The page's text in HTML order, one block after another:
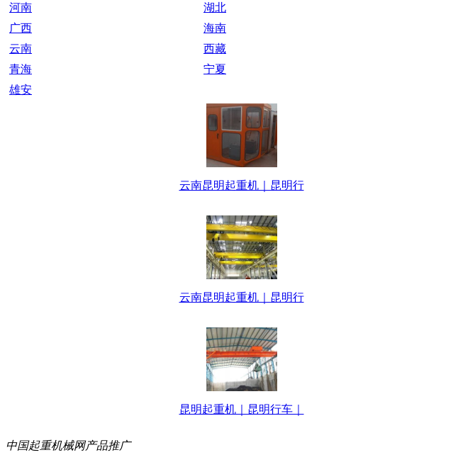
河南
湖北
广西
海南
云南
西藏
青海
宁夏
雄安
云南昆明起重机｜昆明行
云南昆明起重机｜昆明行
昆明起重机｜昆明行车｜
中国起重机械网产品推广